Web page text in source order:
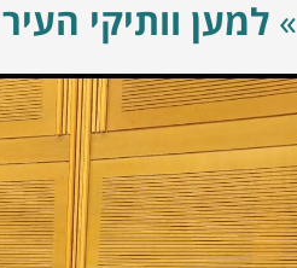
»למען וותיקי העיר